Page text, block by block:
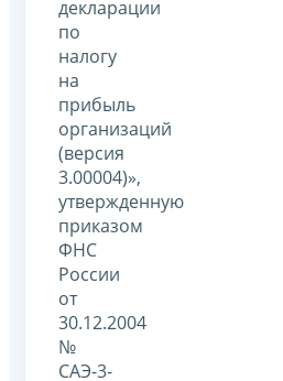
декларации
по
налогу
на
прибыль
организаций
(версия
3.00004)»,
утвержденную
приказом
ФНС
России
от
30.12.2004
№
САЭ-3-